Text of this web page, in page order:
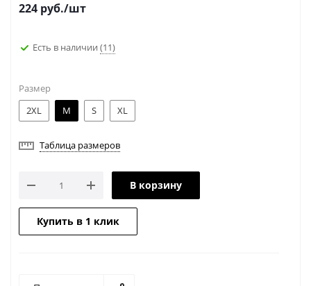
224 руб./шт
Есть в наличии (11)
Размер
2XL
M S XL
Таблица размеров
В корзину
Купить в 1 клик